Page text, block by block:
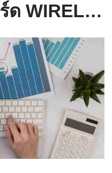
วิธีเลือกคีย์บอร์ด WIRELESS ให้ตอบโจทย์ไลฟ์สไตล์